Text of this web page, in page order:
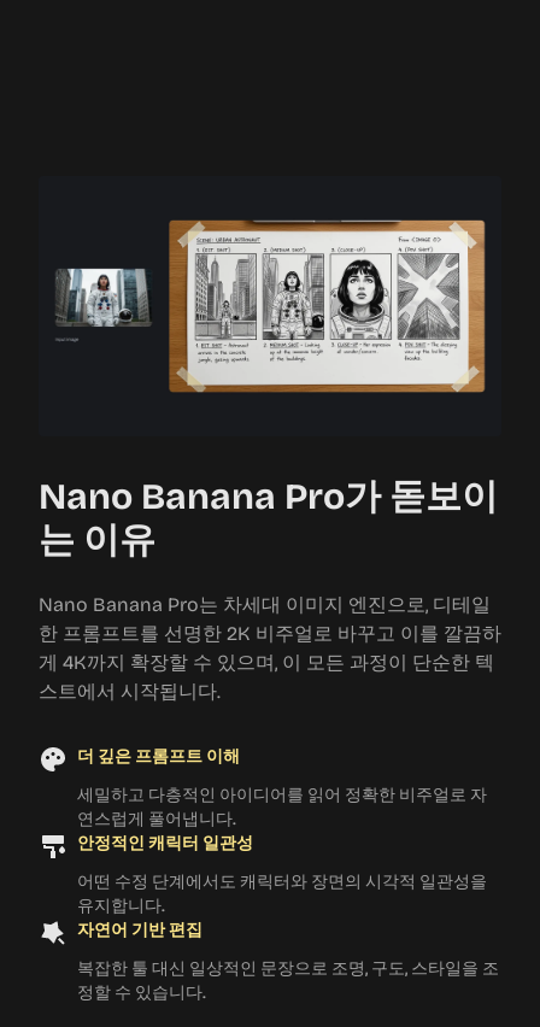
Nano Banana Pro가 돋보이
는 이유
Nano Banana Pro는 차세대 이미지 엔진으로, 디테일
한 프롬프트를 선명한 2K 비주얼로 바꾸고 이를 깔끔하
게 4K까지 확장할 수 있으며, 이 모든 과정이 단순한 텍
스트에서 시작됩니다.
더 깊은 프롬프트 이해
세밀하고 다층적인 아이디어를 읽어 정확한 비주얼로 자
연스럽게 풀어냅니다.
안정적인 캐릭터 일관성
어떤 수정 단계에서도 캐릭터와 장면의 시각적 일관성을
유지합니다.
자연어 기반 편집
복잡한 툴 대신 일상적인 문장으로 조명, 구도, 스타일을 조
정할 수 있습니다.